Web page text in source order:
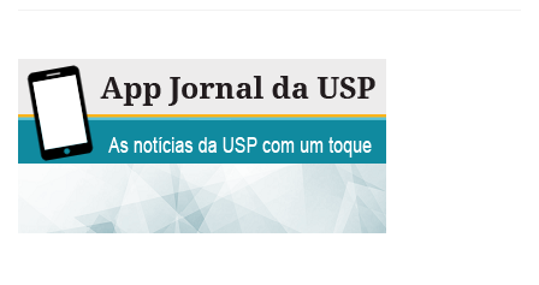
Ouvidoria do Campus
Urgências